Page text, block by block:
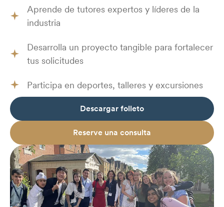
Aprende de tutores expertos y líderes de la
industria
Desarrolla un proyecto tangible para fortalecer
tus solicitudes
Participa en deportes, talleres y excursiones
Descargar folleto
Reserve una consulta